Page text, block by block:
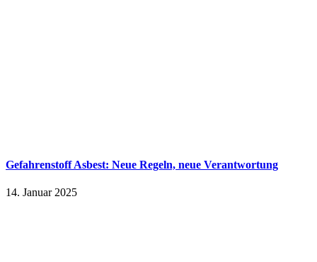
Gefahrenstoff Asbest: Neue Regeln, neue Verantwortung
14. Januar 2025